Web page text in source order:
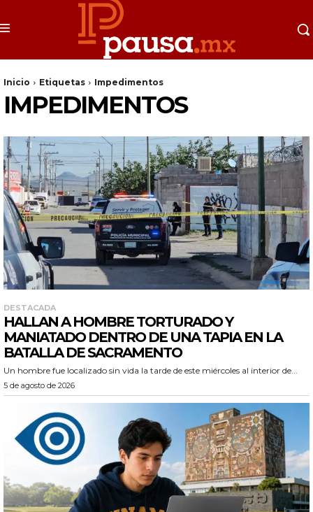
Inicio Etiquetas Impedimentos
IMPEDIMENTOS
DESTACADA
HALLAN A HOMBRE TORTURADO Y
MANIATADO DENTRO DE UNA TAPIA EN LA
BATALLA DE SACRAMENTO
Un hombre fue localizado sin vida la tarde de este miércoles al interior de...
5 de agosto de 2026